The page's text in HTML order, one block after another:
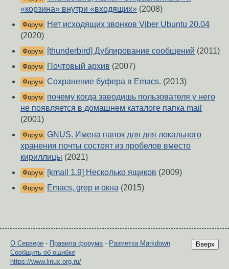
«корзина» внутри «входящих» (2008)
Форум
Нет исходящих звонков Viber Ubuntu 20.04
(2020)
Форум [thunderbird] Дублирование сообщений (2011)
Форум Почтовый архив (2007)
Форум Сохранение буфера в Emacs. (2013)
Форум
почему когда заводишь пользователя у него
не появляется в домашнем каталоге папка mail
(2001)
Форум GNUS. Имена папок для для локального
хранения почты состоят из пробелов вместо
кириллицы (2021)
Форум [kmail 1.9] Несколько ящиков (2009)
Форум Emacs, grep и окна (2015)
Вверх
О Сервере - Правила форума- Разметка Markdown
Сообщить об ошибке
https://www.linux.org.ru/